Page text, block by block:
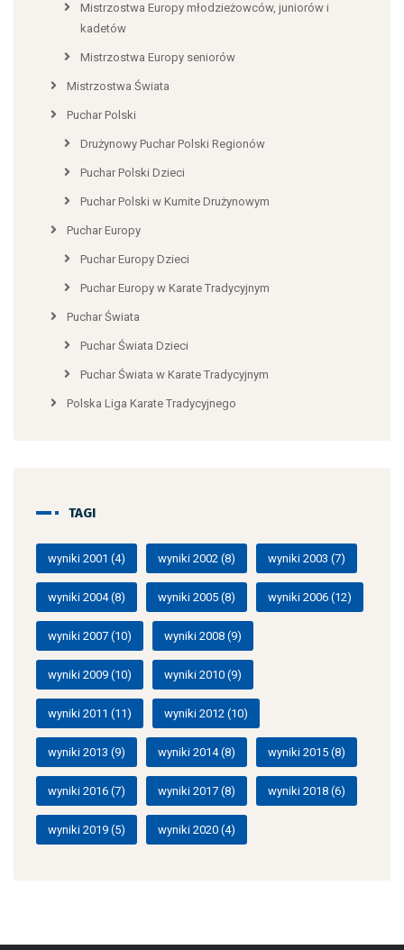
Mistrzostwa Europy młodzieżowców, juniorów i
kadetów
Mistrzostwa Europy seniorów
Mistrzostwa Świata
Puchar Polski
Drużynowy Puchar Polski Regionów
Puchar Polski Dzieci
Puchar Polski w Kumite Drużynowym
Puchar Europy
Puchar Europy Dzieci
Puchar Europy w Karate Tradycyjnym
Puchar Świata
Puchar Świata Dzieci
Puchar Świata w Karate Tradycyjnym
Polska Liga Karate Tradycyjnego
TAGI
wyniki 2001 (4) wyniki 2002 (8) wyniki 2003 (7)
wyniki 2004(8) wyniki 2005 (8) wyniki 2006 (12)
wyniki 2007 (10) wyniki 2008 (9)
wyniki 2009 (10) wyniki 2010 (9)
wyniki 2011 (11) wyniki 2012 (10)
wyniki 2013 (9) wyniki 2014(8) wyniki 2015 (8)
wyniki 2016 (7) wyniki 2017 (8) wyniki 2018 (6)
wyniki 2019 (5) wyniki 2020 (4)